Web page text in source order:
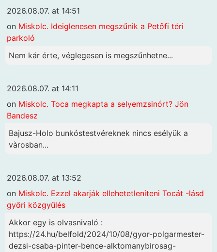
2026.08.07. at 14:51
on Miskolc. Ideiglenesen megszűnik a Petőfi téri
parkoló
Nem kár érte, véglegesen is megszűnhetne...
2026.08.07. at 14:11
on Miskolc. Toca megkapta a selyemzsinórt? Jön
Bandesz
Bajusz-Holo bunkóstestvéreknek nincs esélyük a
vàrosban...
2026.08.07. at 13:52
on Miskolc. Ezzel akarják ellehetetleníteni Tocát -lásd
győri közgyűlés
Akkor egy is olvasnivaló :
https://24.hu/belfold/2024/10/08/gyor-polgarmester-
dezsi-csaba-pinter-bence-alktomanybirosag-